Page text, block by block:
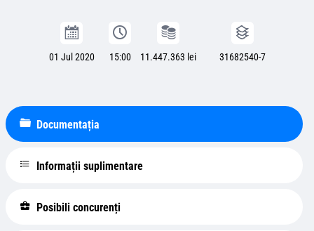
01 Jul 2020 15:00 11.447.363 lei 31682540-7
Documentația
Informații suplimentare
Posibili concurenți